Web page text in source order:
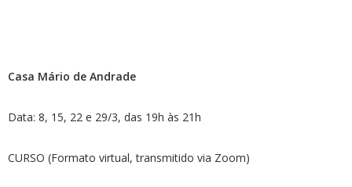
Casa Mário de Andrade
Data: 8, 15, 22 e 29/3, das 19h às 21h
CURSO (Formato virtual, transmitido via Zoom)